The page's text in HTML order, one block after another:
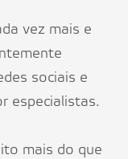
vez mais e
sociais e
especialistas.
mais do que